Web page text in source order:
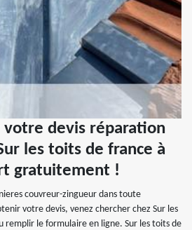
votre devis réparation
les toits de france à
gratuitement !
couvreur-zingueur dans toute
votre devis, venez chercher chez Sur les
remplir le formulaire en ligne. Sur les toits de